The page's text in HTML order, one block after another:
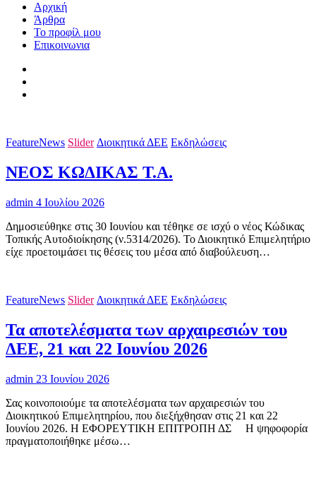
Αρχική
Άρθρα
Το προφίλ μου
Επικοινωνια
FeatureNews Slider Διοικητικά ΔΕΕ Εκδηλώσεις
ΝΕΟΣ ΚΩΔΙΚΑΣ Τ.Α.
admin 4 Ιουλίου 2026
Δημοσιεύθηκε στις 30 Ιουνίου και τέθηκε σε ισχύ ο νέος Κώδικας
Τοπικής Αυτοδιοίκησης (ν.5314/2026). Το Διοικητικό Επιμελητήριο
είχε προετοιμάσει τις θέσεις του μέσα από διαβούλευση…
FeatureNews Slider Διοικητικά ΔΕΕ Εκδηλώσεις
Τα αποτελέσματα των αρχαιρεσιών του
ΔΕΕ, 21 και 22 Ιουνίου 2026
admin 23 Ιουνίου 2026
Σας κοινοποιούμε τα αποτελέσματα των αρχαιρεσιών του
Διοικητικού Επιμελητηρίου, που διεξήχθησαν στις 21 και 22
Ιουνίου 2026. Η ΕΦΟΡΕΥΤΙΚΗ ΕΠΙΤΡΟΠΗ ΔΣ H ψηφοφορία
πραγματοποιήθηκε μέσω…